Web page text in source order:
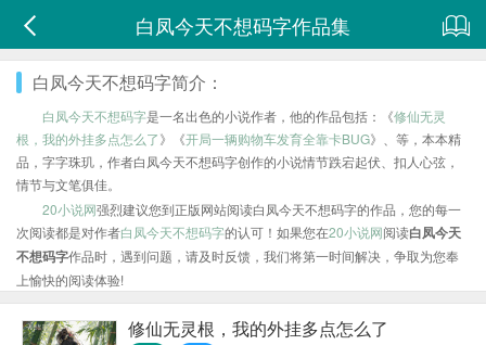
白凤今天不想码字作品集
白凤今天不想码字简介：
白凤今天不想码字是一名出色的小说作者，他的作品包括：《修仙无灵
根，我的外挂多点怎么了》《开局一辆购物车发育全靠卡BUG》、等，本本精
品，字字珠玑，作者白凤今天不想码字创作的小说情节跌宕起伏、扣人心弦，
情节与文笔俱佳。
20小说网强烈建议您到正版网站阅读白凤今天不想码字的作品，您的每一
次阅读都是对作者白凤今天不想码字的认可！如果您在20小说网阅读白凤今天
不想码字作品时，遇到问题，请及时反馈，我们将第一时间解决，争取为您奉
上愉快的阅读体验!
修仙无灵根，我的外挂多点怎么了